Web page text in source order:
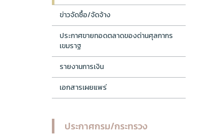
ข่าวจัดซื้อ/จัดจ้าง
ประกาศขายทอดตลาดของด่านศุลกากร
เขมราฐ
รายงานการเงิน
เอกสารเผยแพร่
ประกาศกรม/กระทรวง